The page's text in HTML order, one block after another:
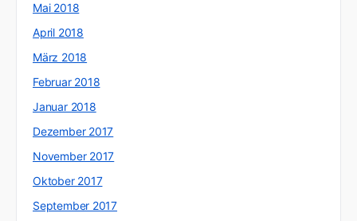
Mai 2018
April 2018
März 2018
Februar 2018
Januar 2018
Dezember 2017
November 2017
Oktober 2017
September 2017